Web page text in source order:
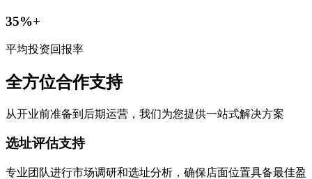
35%+
平均投资回报率
全方位合作支持
从开业前准备到后期运营，我们为您提供一站式解决方案
选址评估支持
专业团队进行市场调研和选址分析，确保店面位置具备最佳盈